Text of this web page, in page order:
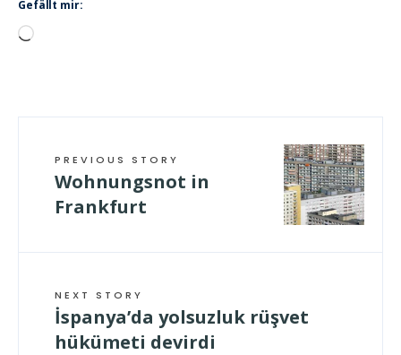
Gefällt mir:
Wird
PREVIOUS STORY
Wohnungsnot in
Frankfurt
NEXT STORY
İspanya’da yolsuzluk rüşvet
hükümeti devirdi